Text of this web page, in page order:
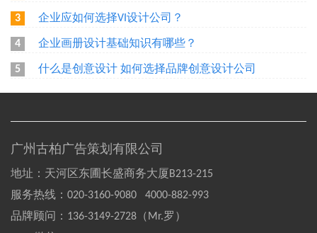
3 企业应如何选择VI设计公司？
4 企业画册设计基础知识有哪些？
5 什么是创意设计 如何选择品牌创意设计公司
广州古柏广告策划有限公司
地址：天河区东圃长盛商务大厦B213-215
服务热线： 020-3160-9080 4000-882-993
品牌顾问： 136-3149-2728（Mr.罗）